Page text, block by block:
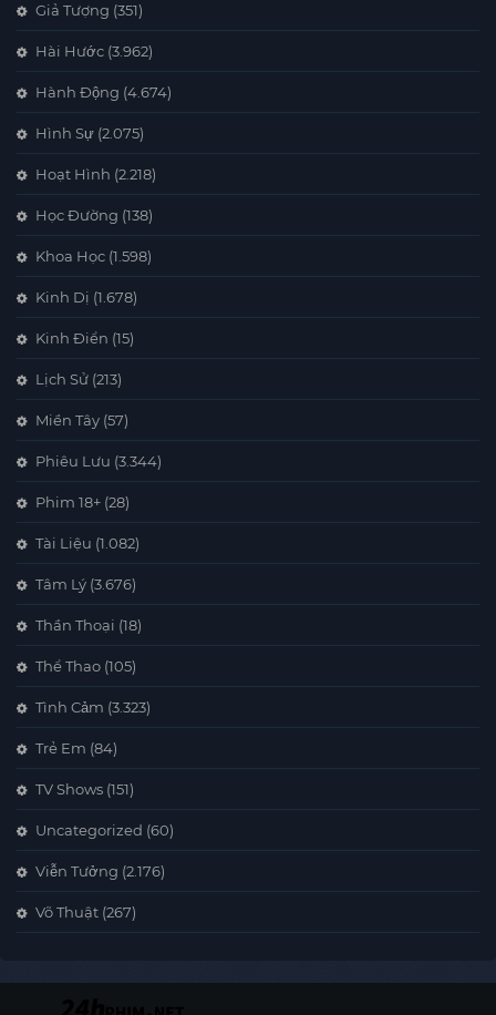
Giả Tượng (351)
Hài Hước (3.962)
Hành Động (4.674)
Hình Sự (2.075)
Hoạt Hình (2.218)
Học Đường (138)
Khoa Học (1.598)
Kinh Dị (1.678)
Kinh Điển (15)
Lịch Sử (213)
Miền Tây (57)
Phiêu Lưu (3.344)
Phim 18+ (28)
Tài Liệu (1.082)
Tâm Lý (3.676)
Thần Thoại (18)
Thể Thao (105)
Tình Cảm (3.323)
Trẻ Em (84)
TV Shows (151)
Uncategorized (60)
Viễn Tưởng (2.176)
Võ Thuật (267)